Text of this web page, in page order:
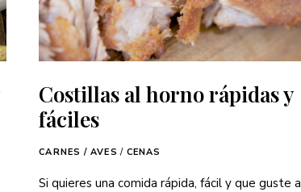
Costillas al horno rápidas y
fáciles
CARNES / AVES / CENAS
Si quieres una comida rápida, fácil y que guste a